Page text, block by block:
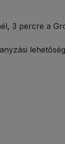
3 percre a